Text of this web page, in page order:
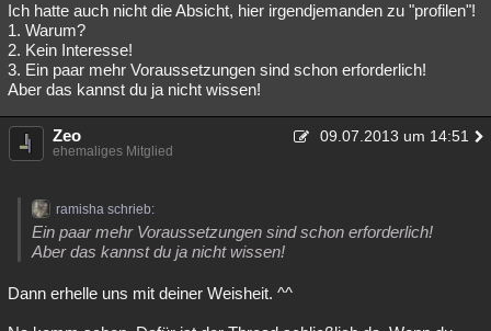
Ich hatte auch nicht die Absicht, hier irgendjemanden zu "profilen"!
1. Warum?
2. Kein Interesse!
3. Ein paar mehr Voraussetzungen sind schon erforderlich!
Aber das kannst du ja nicht wissen!
Zeo 09.07.2013 um 14:51
ehemaliges Mitglied
ramisha schrieb:
Ein paar mehr Voraussetzungen sind schon erforderlich!
Aber das kannst du ja nicht wissen!
Dann erhelle uns mit deiner Weisheit. ^^